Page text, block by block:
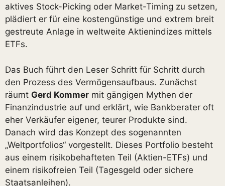
aktives Stock-Picking oder Market-Timing zu setzen,
plädiert er für eine kostengünstige und extrem breit
gestreute Anlage in weltweite Aktienindizes mittels
ETFs.
Das Buch führt den Leser Schritt für Schritt durch
den Prozess des Vermögensaufbaus. Zunächst
räumt Gerd Kommer mit gängigen Mythen der
Finanzindustrie auf und erklärt, wie Bankberater oft
eher Verkäufer eigener, teurer Produkte sind.
Danach wird das Konzept des sogenannten
„Weltportfolios“ vorgestellt. Dieses Portfolio besteht
aus einem risikobehafteten Teil (Aktien-ETFs) und
einem risikofreien Teil (Tagesgeld oder sichere
Staatsanleihen).